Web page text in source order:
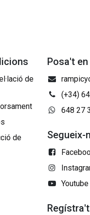
de
de
Posa't
(+34)
648 27
Segueix-
Youtube